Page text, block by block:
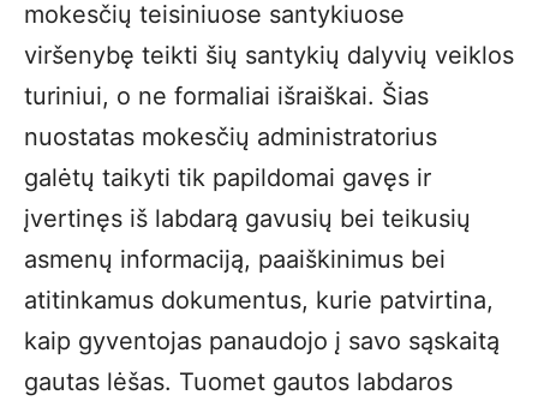
mokesčių teisiniuose santykiuose
viršenybę teikti šių santykių dalyvių veiklos
turiniui, o ne formaliai išraiškai. Šias
nuostatas mokesčių administratorius
galėtų taikyti tik papildomai gavęs ir
įvertinęs iš labdarą gavusių bei teikusių
asmenų informaciją, paaiškinimus bei
atitinkamus dokumentus, kurie patvirtina,
kaip gyventojas panaudojo į savo sąskaitą
gautas lėšas. Tuomet gautos labdaros